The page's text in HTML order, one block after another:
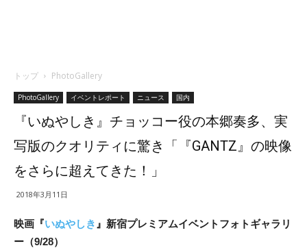
トップ PhotoGallery
PhotoGallery イベントレポート ニュース 国内
『いぬやしき』チョッコー役の本郷奏多、実
写版のクオリティに驚き「『GANTZ』の映像
をさらに超えてきた！」
2018年3月11日
映画『いぬやしき 』新宿プレミアムイベントフォトギャラリ
ー（9/28）